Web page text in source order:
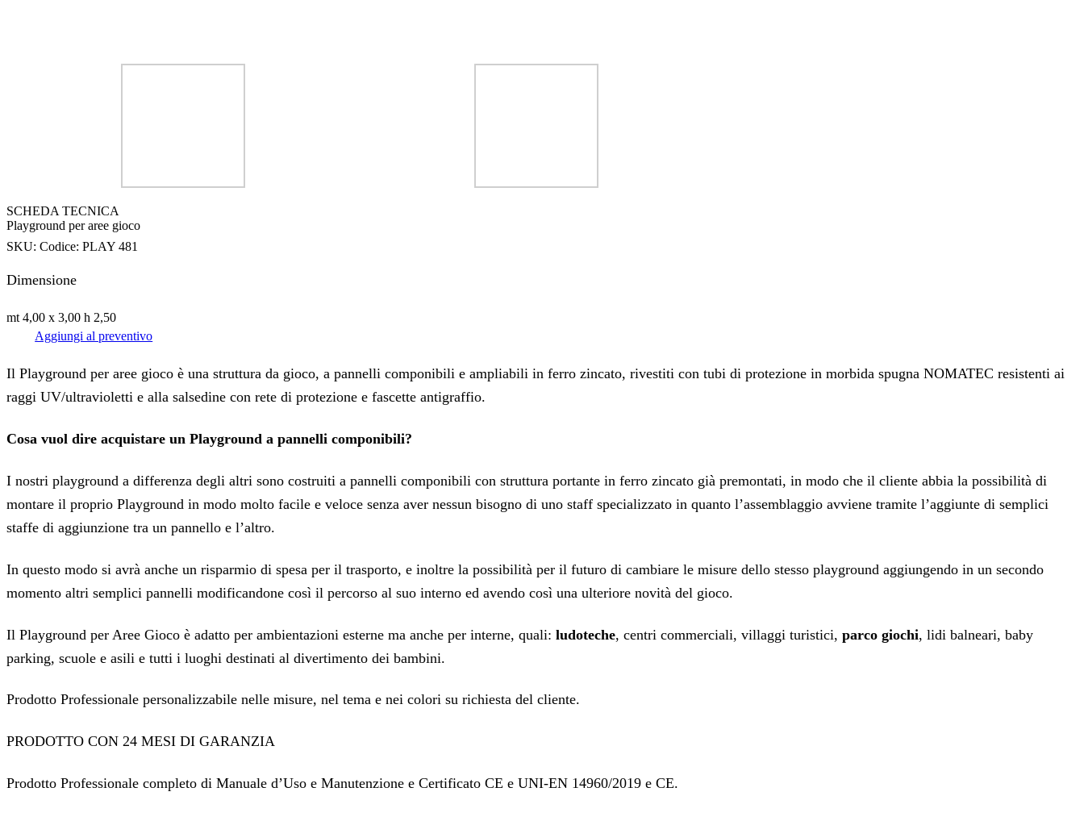
SCHEDA TECNICA
Playground per aree gioco
SKU: Codice: PLAY 481
Dimensione
mt 4,00 x 3,00 h 2,50
Aggiungi al preventivo
Il Playground per aree gioco è una struttura da gioco, a pannelli componibili e ampliabili in ferro zincato, rivestiti con tubi di protezione in morbida spugna NOMATEC resistenti ai
raggi UV/ultravioletti e alla salsedine con rete di protezione e fascette antigraffio.
Cosa vuol dire acquistare un Playground a pannelli componibili?
I nostri playground a differenza degli altri sono costruiti a pannelli componibili con struttura portante in ferro zincato già premontati, in modo che il cliente abbia la possibilità di
montare il proprio Playground in modo molto facile e veloce senza aver nessun bisogno di uno staff specializzato in quanto l’assemblaggio avviene tramite l’aggiunte di semplici
staffe di aggiunzione tra un pannello e l’altro.
In questo modo si avrà anche un risparmio di spesa per il trasporto, e inoltre la possibilità per il futuro di cambiare le misure dello stesso playground aggiungendo in un secondo
momento altri semplici pannelli modificandone così il percorso al suo interno ed avendo così una ulteriore novità del gioco.
Il Playground per Aree Gioco è adatto per ambientazioni esterne ma anche per interne, quali: ludoteche, centri commerciali, villaggi turistici, parco giochi, lidi balneari, baby
parking, scuole e asili e tutti i luoghi destinati al divertimento dei bambini.
Prodotto Professionale personalizzabile nelle misure, nel tema e nei colori su richiesta del cliente.
PRODOTTO CON 24 MESI DI GARANZIA
Prodotto Professionale completo di Manuale d’Uso e Manutenzione e Certificato CE e UNI-EN 14960/2019 e CE.